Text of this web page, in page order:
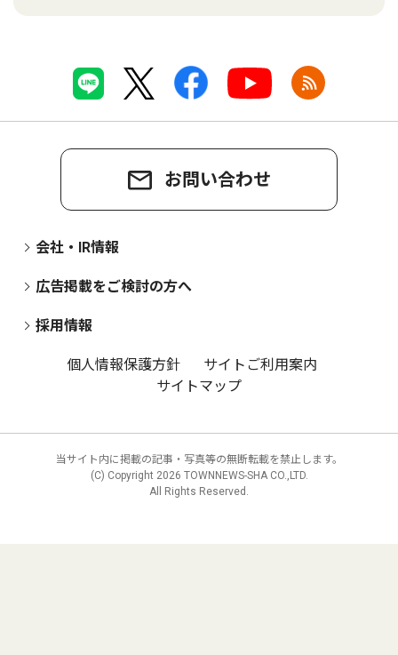
お問い合わせ
会社・IR情報
広告掲載をご検討の方へ
採用情報
個人情報保護方針
サイトご利用案内
サイトマップ
当サイト内に掲載の記事・写真等の無断転載を禁止します。
(C) Copyright 2026 TOWNNEWS-SHA CO.,LTD.
All Rights Reserved.